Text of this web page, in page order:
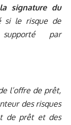
signature du
si le risque de
par
l’offre de prêt,
des risques
de prêt et des